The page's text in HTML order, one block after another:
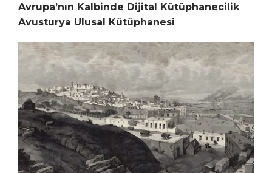
Avrupa’nın Kalbinde Dijital Kütüphanecilik
Avusturya Ulusal Kütüphanesi